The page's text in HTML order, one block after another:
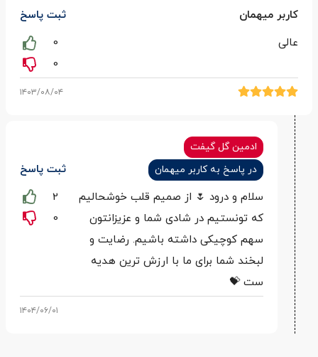
کاربر میهمان ثبت پاسخ
عالی
0
0
۱۴۰۳/۰۸/۰۴
ادمین گل گیفت
در پاسخ به کاربر میهمان
ثبت پاسخ
سلام و درود 🌷 از صمیم قلب خوشحالیم
که تونستیم در شادی شما و عزیزانتون
سهم کوچیکی داشته باشیم. رضایت و
لبخند شما برای ما با ارزش‌ ترین هدیه‌
ست 💝
2
0
۱۴۰۴/۰۶/۰۱